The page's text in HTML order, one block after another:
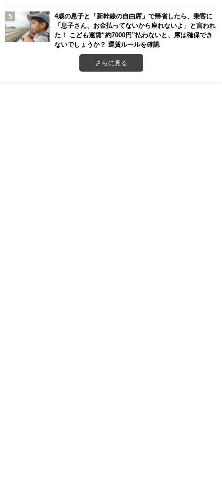
4歳の息子と「新幹線の自由席」で帰省したら、乗客に
「息子さん、お金払ってないから座れないよ」と言われ
た！ こども運賃“約7000円”払わないと、席は確保でき
ないでしょうか？ 運賃ルールを確認
さらに見る